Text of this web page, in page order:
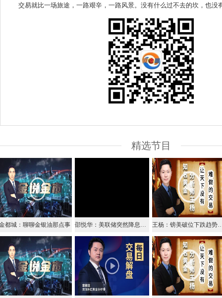
交易就比一场旅途，一路艰辛，一路风景。没有什么过不去的坎，也没
精选节目
都城：聊聊金银油那点事 邵悦华：美联储突然降息为0，市场恐慌美股再熔断 王杨：镑美破位下跌趋势空